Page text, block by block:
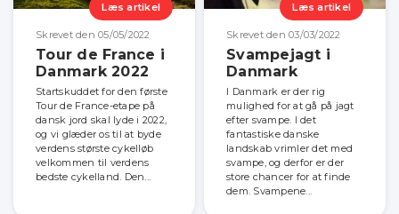
Læs artikel
Skrevet den 05/05/2022
Tour de France i
Danmark 2022
Startskuddet for den første
Tour de France-etape på
dansk jord skal lyde i 2022,
og vi glæder os til at byde
verdens største cykelløb
velkommen til verdens
bedste cykelland. Den...
Læs artikel
Skrevet den 03/03/2022
Svampejagt i
Danmark
I Danmark er der rig
mulighed for at gå på jagt
efter svampe. I det
fantastiske danske
landskab vrimler det med
svampe, og derfor er der
store chancer for at finde
dem. Svampene...